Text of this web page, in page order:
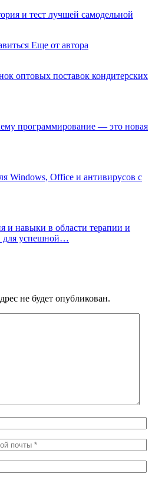
и тест лучшей самодельной
Еще от автора
оптовых поставок кондитерских
программирование — это новая
Windows, Office и антивирусов с
и навыки в области терапии и
для успешной…
не будет опубликован.